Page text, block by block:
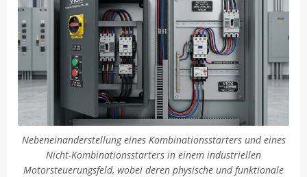
Nebeneinanderstellung eines Kombinationsstarters und eines
Nicht-Kombinationsstarters in einem industriellen
Motorsteuerungsfeld, wobei deren physische und funktionale